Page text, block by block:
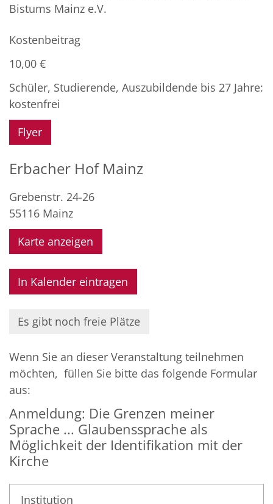
Bistums Mainz e.V.
Kostenbeitrag
10,00 €
Schüler, Studierende, Auszubildende bis 27 Jahre:
kostenfrei
Flyer
Erbacher Hof Mainz
Grebenstr. 24-26
55116 Mainz
Karte anzeigen
In Kalender eintragen
Es gibt noch freie Plätze
Wenn Sie an dieser Veranstaltung teilnehmen
möchten, füllen Sie bitte das folgende Formular
aus:
Anmeldung: Die Grenzen meiner
Sprache ... Glaubenssprache als
Möglichkeit der Identifikation mit der
Kirche
Institution